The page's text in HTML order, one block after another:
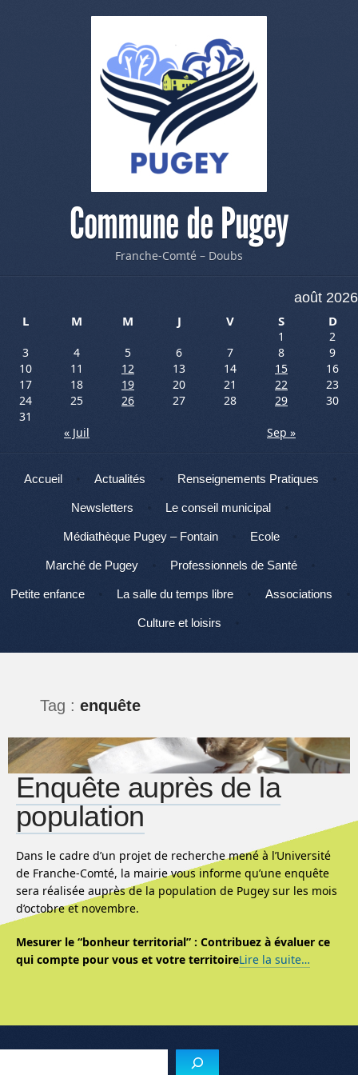
Commune de Pugey
Franche-Comté – Doubs
août 2026
L
M M J V S D
1
2
3
4 5 6 7 8
9
10
11 12 13 14 15
16
17
18 19 20 21 22
23
24
25 26 27 28 29
30
31
« Juil
Sep »
Menu
Aller au contenu
Accueil Actualités Renseignements Pratiques
Newsletters Le conseil municipal
Médiathèque Pugey – Fontain Ecole
Marché de Pugey Professionnels de Santé
Petite enfance La salle du temps libre Associations
Culture et loisirs
Tag : enquête
Enquête auprès de la
population
Dans le cadre d’un projet de recherche mené à l’Université
de Franche-Comté, la mairie vous informe qu’une enquête
sera réalisée auprès de la population de Pugey sur les mois
d’octobre et novembre.
Mesurer le “bonheur territorial” : Contribuez à évaluer ce
qui compte pour vous et votre territoireLire la suite…